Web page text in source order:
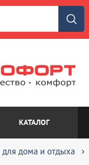
КАТАЛОГ
для дома и отдыха